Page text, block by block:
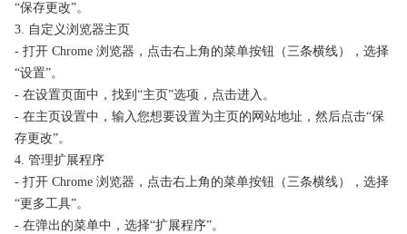
“保存更改”。
3. 自定义浏览器主页
- 打开 Chrome 浏览器，点击右上角的菜单按钮（三条横线），选择
“设置”。
- 在设置页面中，找到“主页”选项，点击进入。
- 在主页设置中，输入您想要设置为主页的网站地址，然后点击“保
存更改”。
4. 管理扩展程序
- 打开 Chrome 浏览器，点击右上角的菜单按钮（三条横线），选择
“更多工具”。
- 在弹出的菜单中，选择“扩展程序”。